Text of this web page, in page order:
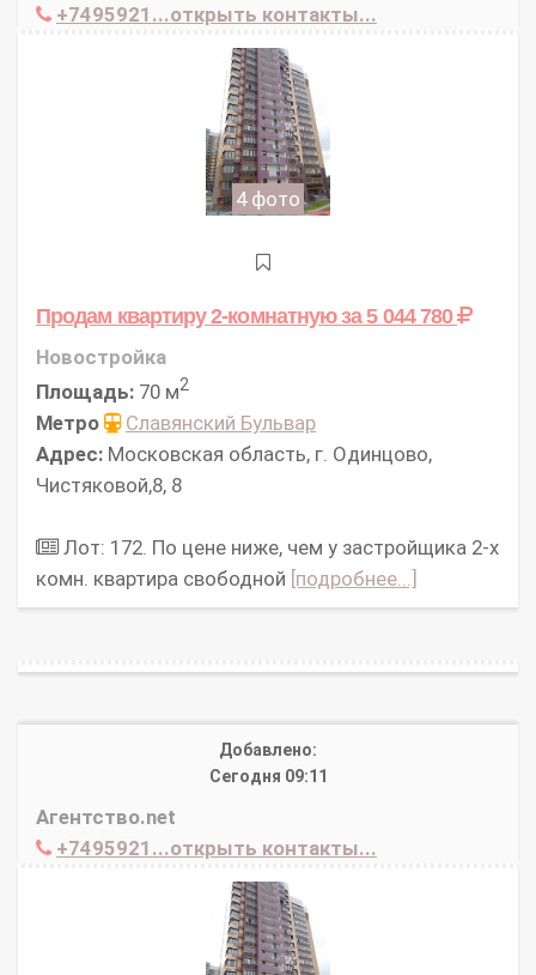
+7495921...открыть контакты...
4 фото
Продам квартиру 2-комнатнуюза 5 044 780
Новостройка
Площадь: 70 м2
Метро
Славянский Бульвар
Адрес: Московская область, г. Одинцово,
Чистяковой,8, 8
Лот: 172. По цене ниже, чем у застройщика 2-х
комн. квартира свободной [подробнее...]
Добавлено:
Сегодня 09:11
Агентство.net
+7495921...открыть контакты...